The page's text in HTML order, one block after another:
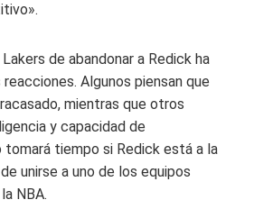
de abandonar a Redick ha
Algunos piensan que
mientras que otros
y capacidad de
tomará tiempo si Redick está a la
unirse a uno de los equipos
NBA.